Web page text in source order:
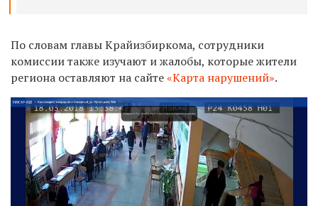
По словам главы Крайизбиркома, сотрудники
комиссии также изучают и жалобы, которые жители
региона оставляют на сайте«Карта нарушений».